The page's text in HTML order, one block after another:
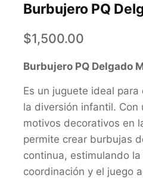
Burbujero PQ
$1,500.00
Burbujero PQ Delgado
Es un juguete ideal
la diversión infantil.
motivos decorativos en
permite crear burbujas
continua, estimulando
coordinación y el juego